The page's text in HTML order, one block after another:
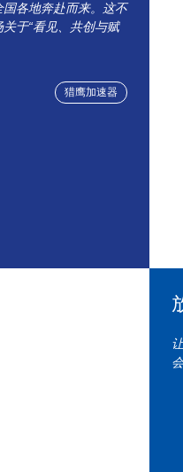
各地奔赴而来。这不
于“看见、共创与赋
猎鹰加速器